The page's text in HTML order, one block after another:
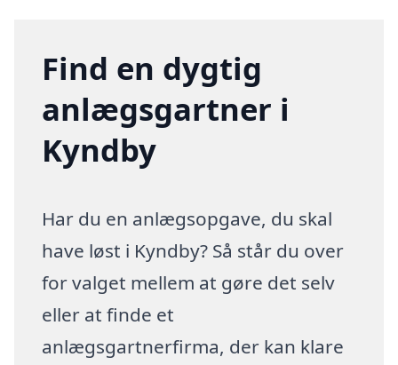
Find en dygtig
anlægsgartner i
Kyndby
Har du en anlægsopgave, du skal
have løst i Kyndby? Så står du over
for valget mellem at gøre det selv
eller at finde et
anlægsgartnerfirma, der kan klare